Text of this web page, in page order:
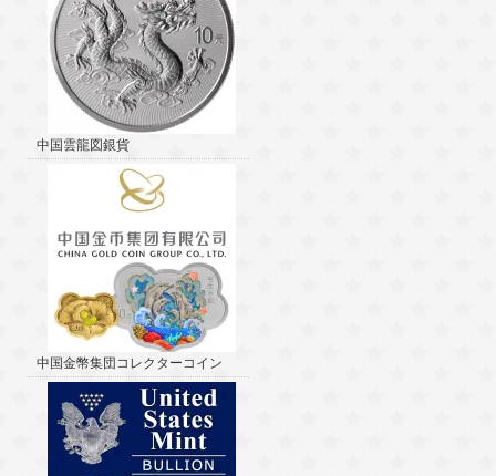
中国雲龍図銀貨
中国金幣集団コレクターコイン